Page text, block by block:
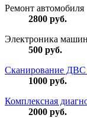
Ремонт автомобиля
2800 руб.
Электроника
500 руб.
Сканирование
1000 руб.
Комплексная
2000 руб.